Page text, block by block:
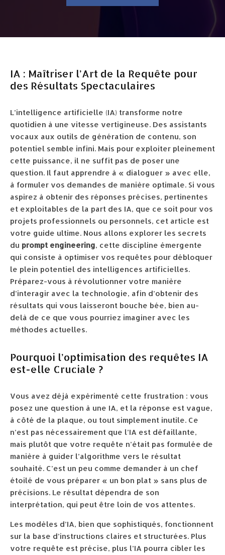
IA : Maîtriser l’Art de la Requête pour
des Résultats Spectaculaires
L’intelligence artificielle (IA) transforme notre
quotidien à une vitesse vertigineuse. Des assistants
vocaux aux outils de génération de contenu, son
potentiel semble infini. Mais pour exploiter pleinement
cette puissance, il ne suffit pas de poser une
question. Il faut apprendre à « dialoguer » avec elle,
à formuler vos demandes de manière optimale. Si vous
aspirez à obtenir des réponses précises, pertinentes
et exploitables de la part des IA, que ce soit pour vos
projets professionnels ou personnels, cet article est
votre guide ultime. Nous allons explorer les secrets
du prompt engineering, cette discipline émergente
qui consiste à optimiser vos requêtes pour débloquer
le plein potentiel des intelligences artificielles.
Préparez-vous à révolutionner votre manière
d’interagir avec la technologie, afin d’obtenir des
résultats qui vous laisseront bouche bée, bien au-
delà de ce que vous pourriez imaginer avec les
méthodes actuelles.
Pourquoi l’optimisation des requêtes IA
est-elle Cruciale ?
Vous avez déjà expérimenté cette frustration : vous
posez une question à une IA, et la réponse est vague,
à côté de la plaque, ou tout simplement inutile. Ce
n’est pas nécessairement que l’IA est défaillante,
mais plutôt que votre requête n’était pas formulée de
manière à guider l’algorithme vers le résultat
souhaité. C’est un peu comme demander à un chef
étoilé de vous préparer « un bon plat » sans plus de
précisions. Le résultat dépendra de son
interprétation, qui peut être loin de vos attentes.
Les modèles d’IA, bien que sophistiqués, fonctionnent
sur la base d’instructions claires et structurées. Plus
votre requête est précise, plus l’IA pourra cibler les